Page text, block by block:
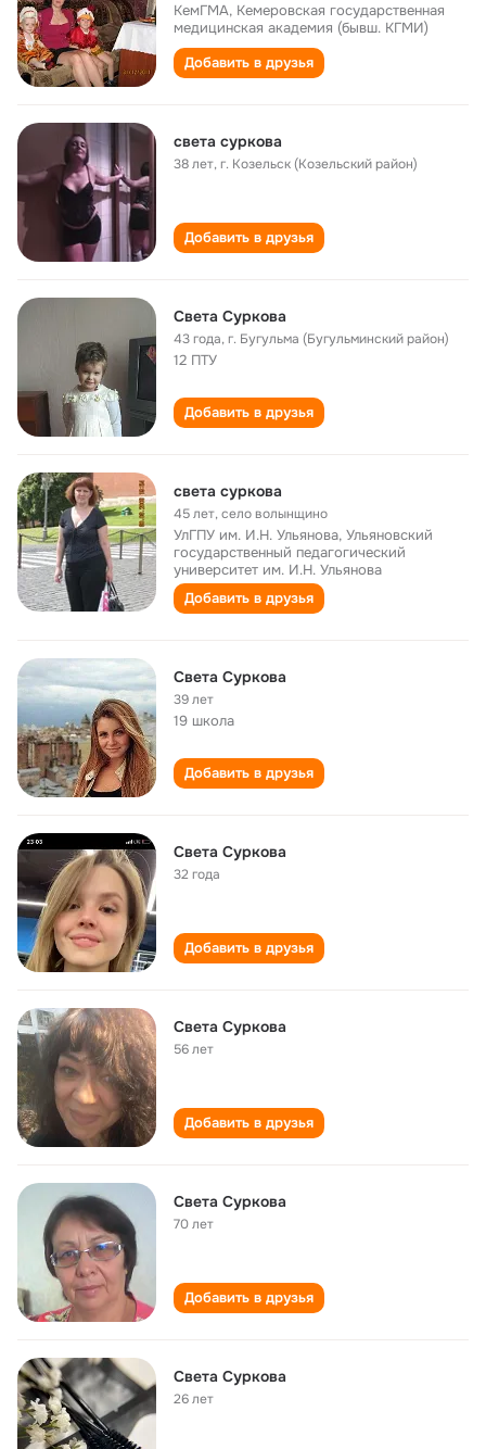
КемГМА, Кемеровская государственная
медицинская академия (бывш. КГМИ)
Добавить в друзья
света суркова
38 лет,г. Козельск (Козельский район)
Добавить в друзья
Света Суркова
43 года,г. Бугульма (Бугульминский район)
12 ПТУ
Добавить в друзья
света суркова
45 лет,село волынщино
УлГПУ им. И.Н. Ульянова, Ульяновский
государственный педагогический
университет им. И.Н. Ульянова
Добавить в друзья
Света Суркова
39 лет
19 школа
Добавить в друзья
Света Суркова
32 года
Добавить в друзья
Света Суркова
56 лет
Добавить в друзья
Света Суркова
70 лет
Добавить в друзья
Света Суркова
26 лет